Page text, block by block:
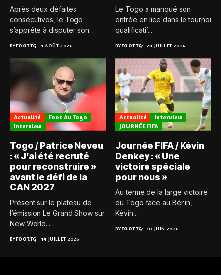
Après deux défaites
consécutives, le Togo
s’apprête à disputer son
BYFOOT.TG 1 AOÛT 2026
Le Togo a manqué son
entrée en lice dans le tournoi
qualificatif...
BYFOOT.TG 28 JUILLET 2026
Actualité
Foot Au Togo
Interview
Togo / Patrice Neveu
: « J’ai été recruté
pour reconstruire »
avant le défi de la
CAN 2027
Présent sur le plateau de
l’émission Le Grand Show sur
New World...
BYFOOT.TG 14 JUILLET 2026
Actualité
Interview
JOURNÉE FIFA
Journée FIFA / Kévin
Denkey : « Une
victoire spéciale
pour nous »
Au terme de la large victoire
du Togo face au Bénin,
Kévin...
BYFOOT.TG 10 JUIN 2026